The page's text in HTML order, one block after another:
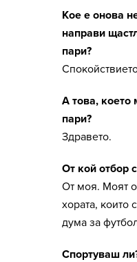
Кое е онова
направи
пари?
А това,
пари?
Здравето.
От кой отбор
От моя. Моят
хората, които
дума за
Спортуваш